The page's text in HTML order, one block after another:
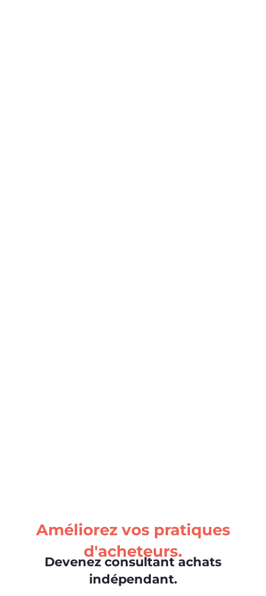
Améliorez vos pratiques
d'acheteurs.
Devenez consultant achats
indépendant.